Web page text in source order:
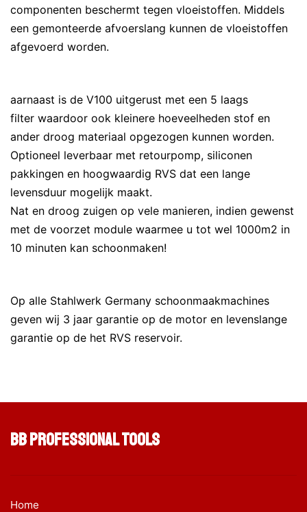
componenten beschermt tegen vloeistoffen. Middels
een gemonteerde afvoerslang kunnen de vloeistoffen
afgevoerd worden.
aarnaast is de V100 uitgerust met een 5 laags
filter waardoor ook kleinere hoeveelheden stof en
ander droog materiaal opgezogen kunnen worden.
Optioneel leverbaar met retourpomp, siliconen
pakkingen en hoogwaardig RVS dat een lange
levensduur mogelijk maakt.
Nat en droog zuigen op vele manieren, indien gewenst
met de voorzet module waarmee u tot wel 1000m2 in
10 minuten kan schoonmaken!
Op alle Stahlwerk Germany schoonmaakmachines
geven wij 3 jaar garantie op de motor en levenslange
garantie op de het RVS reservoir.
BB Professional Tools
Home